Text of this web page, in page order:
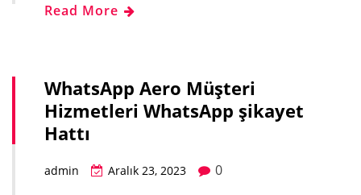
Read More
WhatsApp Aero Müşteri
Hizmetleri WhatsApp şikayet
Hattı
admin Aralık 23, 2023
0